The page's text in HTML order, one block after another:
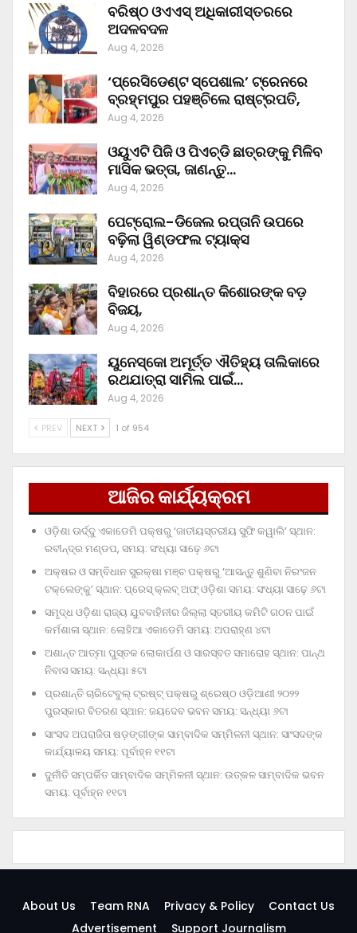
ବରିଷ୍ଠ ଓଏଏସ୍‌ ଅଧିକାରୀସ୍ତରରେ
ଅଦଳବଦଳ
Aug 4, 2026
‘ପ୍ରେସିଡେଣ୍ଟ ସ୍ପେଶାଲ’ ଟ୍ରେନରେ
ବ୍ରହ୍ମପୁର ପହଞ୍ଚିଲେ ରାଷ୍ଟ୍ରପତି,
Aug 4, 2026
ଓୟୁଏଟି ପିଜି ଓ ପିଏଚ୍‌ଡି ଛାତ୍ରଙ୍କୁ ମିଳିବ
ମାସିକ ଭତ୍ତା, ଜାଣନ୍ତୁ…
Aug 4, 2026
ପେଟ୍ରୋଲ-ଡିଜେଲ ରପ୍ତାନି ଉପରେ
ବଢ଼ିଲା ୱିଣ୍ଡଫଲ ଟ୍ୟାକ୍ସ
Aug 4, 2026
ବିହାରରେ ପ୍ରଶାନ୍ତ କିଶୋରଙ୍କ ବଡ଼
ବିଜୟ,
Aug 4, 2026
ୟୁନେସ୍କୋ ଅମୂର୍ତ୍ତ ଐତିହ୍ୟ ତାଲିକାରେ
ରଥଯାତ୍ରା ସାମିଲ ପାଇଁ…
Aug 4, 2026
PREV NEXT 1 of 954
ଆଜିର କାର୍ଯ୍ୟକ୍ରମ
ଓଡ଼ିଶା ଊର୍ଦ୍ଦୁ ଏକାଡେମି ପକ୍ଷରୁ ‘ଜାତୀୟସ୍ତରୀୟ ସୁଫି କୱାଲି’ ସ୍ଥାନ:
ରବୀନ୍ଦ୍ର ମଣ୍ଡପ, ସମୟ: ସଂଧ୍ୟା ସାଢ଼େ ୬ଟା
ଅକ୍ଷର ଓ ସମ୍ବିଧାନ ସୁରକ୍ଷା ମଞ୍ଚ ପକ୍ଷରୁ ‘ଆସନ୍ତୁ ଶୁଣିବା ନିରଂଜନ
ଟକ୍‌ଲେଙ୍କୁ’ ସ୍ଥାନ: ପ୍ରେସ୍‌ କ୍ଲବ୍‌ ଅଫ୍‌ ଓଡ଼ିଶା ସମୟ: ସଂଧ୍ୟା ସାଢ଼େ ୬ଟା
ସମୃଦ୍ଧ ଓଡ଼ିଶା ରାଜ୍ୟ ଯୁବବାହିନୀର ଜିଲ୍ଲା ସ୍ତରୀୟ କମିଟି ଗଠନ ପାଇଁ
କର୍ମଶାଳା ସ୍ଥାନ: ଲୋହିଆ ଏକାଡେମି ସମୟ: ଅପରାହ୍‌ଣ ୪ଟା
ଅଶାନ୍ତ ଆତ୍ମା ପୁସ୍ତକ ଲୋକାର୍ପଣ ଓ ସାରସ୍ବତ ସମାରୋହ ସ୍ଥାନ: ପାନ୍ଥ
ନିବାସ ସମୟ: ସନ୍ଧ୍ୟା ୫ଟା
ପ୍ରଶାନ୍ତି ଚାରିଟେବୁଲ୍‌ ଟ୍ରଷ୍ଟ୍‌ ପକ୍ଷରୁ ଶ୍ରେଷ୍ଠ ଓଡ଼ିଆଣୀ ୨୦୨୨
ପୁରସ୍କାର ବିତରଣ ସ୍ଥାନ: ଜୟଦେବ ଭବନ ସମୟ: ସନ୍ଧ୍ୟା ୬ଟା
ସାଂସଦ ଅପରାଜିତା ଷଡ଼ଙ୍ଗୀଙ୍କ ସାମ୍ବାଦିକ ସମ୍ମିଳନୀ ସ୍ଥାନ: ସାଂସଦଙ୍କ
କାର୍ଯ୍ୟାଳୟ ସମୟ: ପୂର୍ବାହ୍ନ ୧୧ଟା
ଦୁର୍ନୀତି ସମ୍ପର୍କିତ ସାମ୍ବାଦିକ ସମ୍ମିଳନୀ ସ୍ଥାନ: ଉତ୍କଳ ସାମ୍ବାଦିକ ଭବନ
ସମୟ: ପୂର୍ବାହ୍ନ ୧୧ଟା
About Us Team RNA Privacy & Policy
Contact Us
Advertisement
Support Journalism